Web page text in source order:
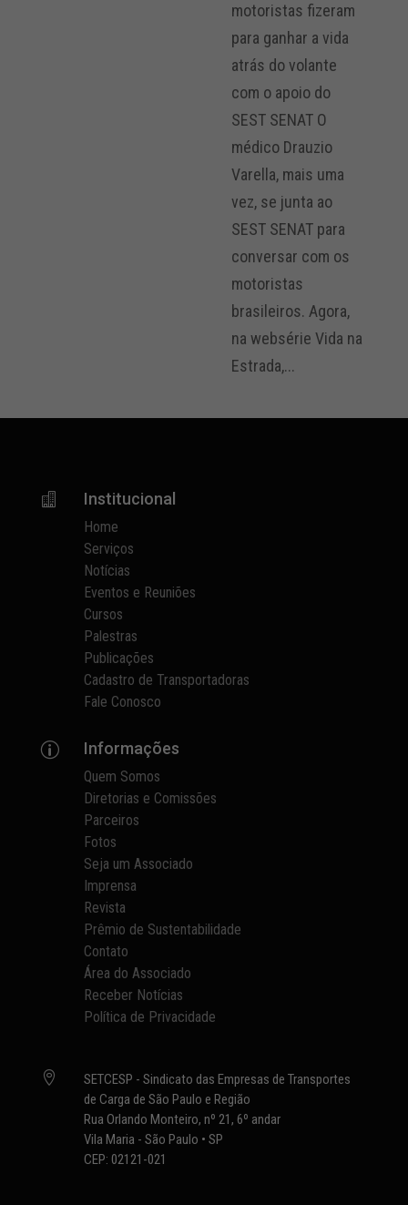
motoristas fizeram
para ganhar a vida
atrás do volante
com o apoio do
SEST SENAT O
médico Drauzio
Varella, mais uma
vez, se junta ao
SEST SENAT para
conversar com os
motoristas
brasileiros. Agora,
na websérie Vida na
Estrada,...
 Institucional
Home
Serviços
Notícias
Eventos e Reuniões
Cursos
Palestras
Publicações
Cadastro de Transportadoras
Fale Conosco
p Informações
Quem Somos
Diretorias e Comissões
Parceiros
Fotos
Seja um Associado
Imprensa
Revista
Prêmio de Sustentabilidade
Contato
Área do Associado
Receber Notícias
Política de Privacidade

SETCESP - Sindicato das Empresas de Transportes
de Carga de São Paulo e Região
Rua Orlando Monteiro, nº 21, 6º andar
Vila Maria - São Paulo • SP
CEP: 02121-021